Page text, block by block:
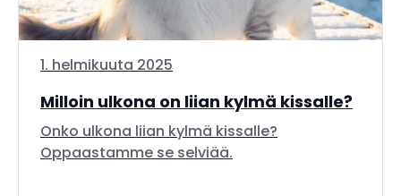
1. helmikuuta 2025
Milloin ulkona on liian kylmä kissalle?
Onko ulkona liian kylmä kissalle?
Oppaastamme se selviää.